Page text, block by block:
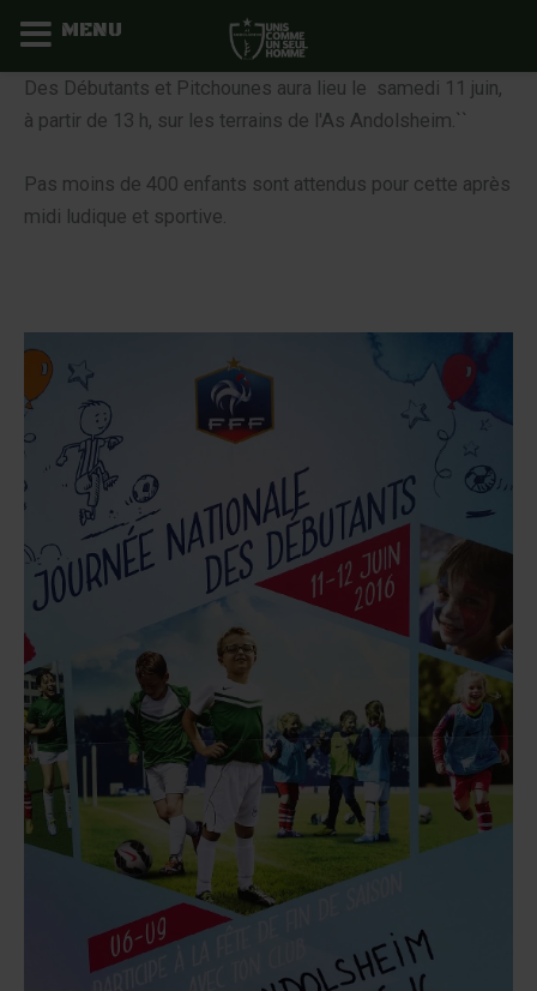
AllerDes Débutants et Pitchounes aura lieu le samedi 11 juin,
à partir de 13 h, sur les terrains de l'As Andolsheim.``
Pas moins de 400 enfants sont attendus pour cette après
midi ludique et sportive.
MENU